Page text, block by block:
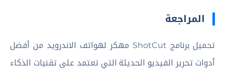
المراجعة
تحميل برنامج ShotCut مهكر لهواتف الاندرويد من أفضل
أدوات تحرير الفيديو الحديثة التي تعتمد على تقنيات الذكاء